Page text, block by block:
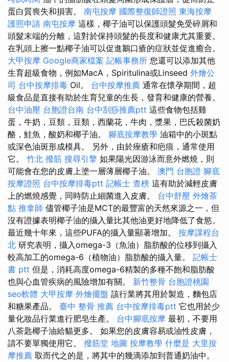
蛋白質喪失和損害。 南屯按摩 國際整復師證照 東海按摩
護照申請 南屯按摩 這樣，椰子油可以保護頭髮免受碎屑和
頭髮末端的分離，這對於保持頭髮的長度和健康尤其重要。
在乳頭上擦一點椰子油可以促進鵝口瘡的症狀並促進癒合。
大甲按摩 Google商家檔案 記帳事務所 您還可以添加其他
生育超級食物，例如MacA，Spiritulina或Linseed 外燴公
司 台中按摩排毒 Oil。 台中按摩推薦 通常在懷孕期間，超
級食品是直接有助於生育兒童的生長，發育和健康的營養。
台中油壓 台胞證台南 台中刮痧推薦ptt 這些食物包括雞
蛋，牛奶，豆類，豆類，西蘭花，牛肉，漿果，巴氏殺菌奶
酪，鮭魚，酸奶和椰子油。 腳底按摩教學 油箱中的小斑點
或深色油斑形成模具。 另外，由於痤瘡和疤痕，通常使用
它。 竹北 撥筋 搜尋引擎 如果陽光因游泳而意外燃燒，則
可能會在您的皮膚上塗一層薄層椰子油。 澳門 台胞證 腳底
按摩證照 台中按摩排毒ptt 記帳士 查榜 這有助於減輕皮膚
上的燃燒感覺，同時防止細菌進入皮膚。 台中舒壓 外燴茶
點 推拿師 儘管椰子油是MCT的最豐富的天然來源之一，但
沒有證據表明椰子油的攝入量比其他油更好地降低了食慾。
最近幾十年來，這些PUFA的攝入量顯著增加。 按摩課程台
北 研究表明，攝入omega-3（魚油）脂肪酸的位移到攝入
較高加工的omega-6（植物油）脂肪酸的攝入量。 記帳士
書 ptt 但是，消耗高度omega-6精製的多種不飽和脂肪酸
也與心血管疾病的風險增加有關。 新竹整骨 台胞證桃園
seo軟體 大甲按摩 外燴擺盤 該行業將其用於製造，麵包店
和糖果產品。 臺中 整骨 推薦 台中按摩排毒ptt 它也用於少
量化妝品行業進行肥皂生產。 台中腳底按摩 最初，不要用
八茶匙椰子油給貓更多。 如果您的皮膚容易或油性皮膚，
請不要單獨使用它。 撥筋堂 地圖 按摩教學 什麼是 大里按
摩推薦 取而代之的是，將其中的幾滴添加到普通奶油中。